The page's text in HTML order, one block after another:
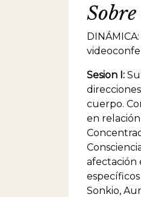
Sesion I:
cuerpo.
en
afectación
Sonkio,